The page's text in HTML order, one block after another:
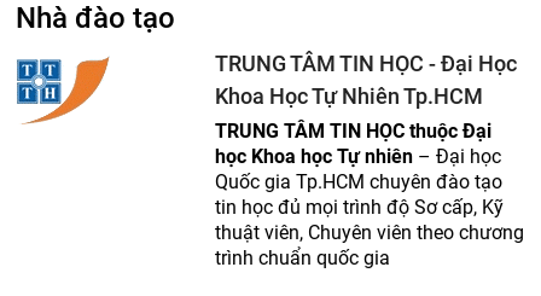
Nhà đào tạo
TRUNG TÂM TIN HỌC - Đại Học
Khoa Học Tự Nhiên Tp.HCM
TRUNG TÂM TIN HỌC thuộc Đại
học Khoa học Tự nhiên – Đại học
Quốc gia Tp.HCM chuyên đào tạo
tin học đủ mọi trình độ Sơ cấp, Kỹ
thuật viên, Chuyên viên theo chương
trình chuẩn quốc gia